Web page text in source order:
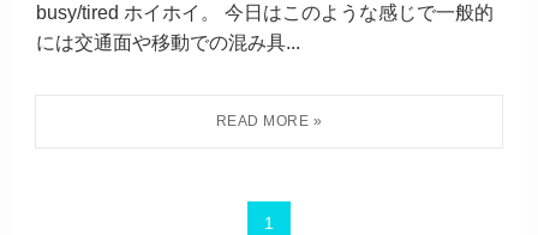
busy/tired ホイホイ。 今日はこのような感じで一般的
には交通面や移動での混み具...
1